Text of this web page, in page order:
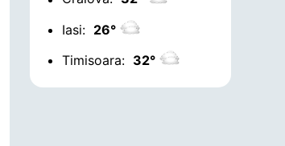
Iasi: 26°
Timisoara: 32°